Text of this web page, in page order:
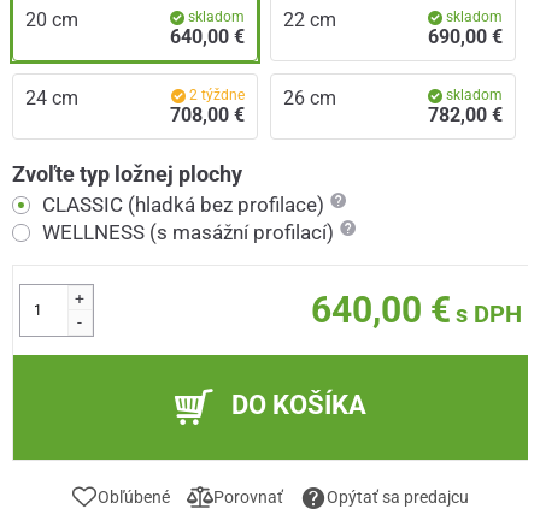
20 cm skladom
640,00 €
22 cm skladom
690,00 €
24 cm 2 týždne
708,00 €
26 cm skladom
782,00 €
Zvoľte typ ložnej plochy
CLASSIC (hladká bez profilace)
WELLNESS (s masážní profilací)
+
-
640,00 € s DPH
DO KOŠÍKA
Obľúbené Porovnať Opýtať sa predajcu